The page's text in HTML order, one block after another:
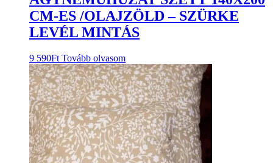
CM-ES /OLAJZÖLD – SZÜRKE
LEVÉL MINTÁS
9 590Ft Tovább olvasom